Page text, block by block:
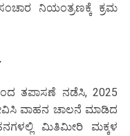
ನಿಯಂತ್ರಣಕ್ಕೆ ಕ್ರಮ
ತಪಾಸಣೆ ನಡೆಸಿ, 2025
ವಾಹನ ಚಾಲನೆ ಮಾಡಿದ
ಮಿತಿಮೀರಿ ಮಕ್ಕಳ